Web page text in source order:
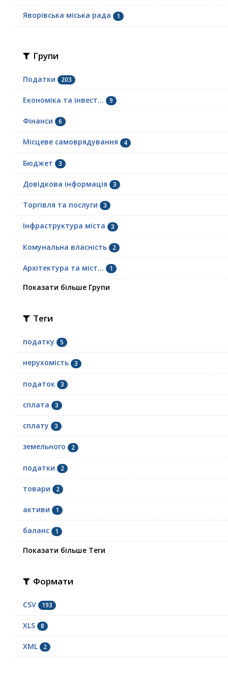
Яворівська міська рада 1
Групи
Податки 203
Економіка та інвест... 9
Фінанси 6
Місцеве самоврядування 4
Бюджет 3
Довідкова інформація 3
Торгівля та послуги 3
Інфраструктура міста 3
Комунальна власність 2
Архітектура та міст... 1
Показати більше Групи
Теги
податку 5
нерухомість 3
податок 3
сплата 3
сплату 3
земельного 2
податки 2
товари 2
активи 1
баланс 1
Показати більше Теги
Формати
CSV 193
XLS 8
XML 2